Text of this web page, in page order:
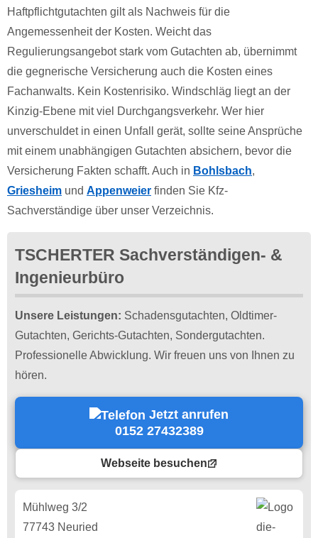
Haftpflichtgutachten gilt als Nachweis für die
Angemessenheit der Kosten. Weicht das
Regulierungsangebot stark vom Gutachten ab, übernimmt
die gegnerische Versicherung auch die Kosten eines
Fachanwalts. Kein Kostenrisiko. Windschläg liegt an der
Kinzig-Ebene mit viel Durchgangsverkehr. Wer hier
unverschuldet in einen Unfall gerät, sollte seine Ansprüche
mit einem unabhängigen Gutachten absichern, bevor die
Versicherung Fakten schafft. Auch in Bohlsbach,
Griesheim und Appenweier finden Sie Kfz-
Sachverständige über unser Verzeichnis.
TSCHERTER Sachverständigen- &
Ingenieurbüro
Unsere Leistungen: Schadensgutachten, Oldtimer-
Gutachten, Gerichts-Gutachten, Sondergutachten.
Professionelle Abwicklung. Wir freuen uns von Ihnen zu
hören.
Jetzt anrufen
0152 27432389
Webseite besuchen
Mühlweg 3/2
77743 Neuried